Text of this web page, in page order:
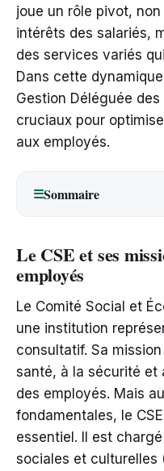
joue un rôle pivot,
intérêts des salariés,
des services variés
Dans cette
Gestion Déléguée des
cruciaux pour
aux employés.
☰Sommaire
Le CSE et ses
employés
Le Comité Social et
une institution
consultatif. Sa
santé, à la sécurité et
des employés. Mais
fondamentales, le
essentiel. Il est
sociales et culturelles